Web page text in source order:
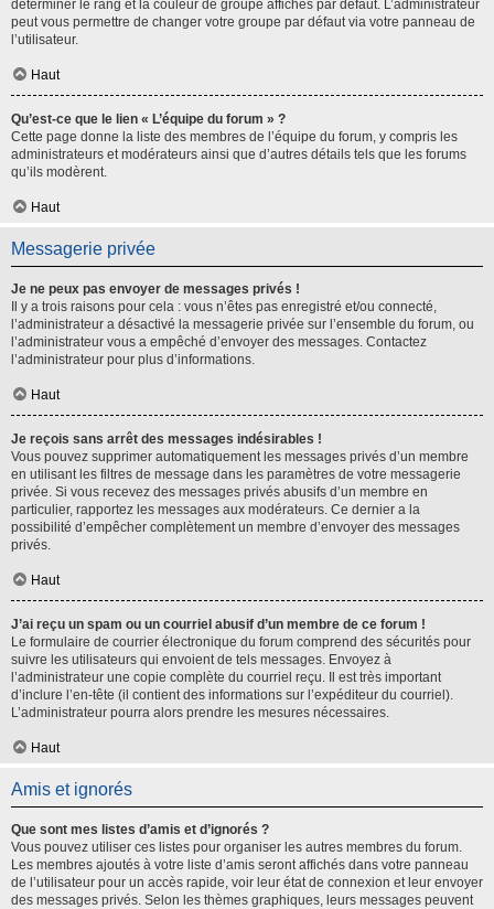
déterminer le rang et la couleur de groupe affichés par défaut. L’administrateur
peut vous permettre de changer votre groupe par défaut via votre panneau de
l’utilisateur.
Haut
Qu’est-ce que le lien « L’équipe du forum » ?
Cette page donne la liste des membres de l’équipe du forum, y compris les
administrateurs et modérateurs ainsi que d’autres détails tels que les forums
qu’ils modèrent.
Haut
Messagerie privée
Je ne peux pas envoyer de messages privés !
Il y a trois raisons pour cela : vous n’êtes pas enregistré et/ou connecté,
l’administrateur a désactivé la messagerie privée sur l’ensemble du forum, ou
l’administrateur vous a empêché d’envoyer des messages. Contactez
l’administrateur pour plus d’informations.
Haut
Je reçois sans arrêt des messages indésirables !
Vous pouvez supprimer automatiquement les messages privés d’un membre
en utilisant les filtres de message dans les paramètres de votre messagerie
privée. Si vous recevez des messages privés abusifs d’un membre en
particulier, rapportez les messages aux modérateurs. Ce dernier a la
possibilité d’empêcher complètement un membre d’envoyer des messages
privés.
Haut
J’ai reçu un spam ou un courriel abusif d’un membre de ce forum !
Le formulaire de courrier électronique du forum comprend des sécurités pour
suivre les utilisateurs qui envoient de tels messages. Envoyez à
l’administrateur une copie complète du courriel reçu. Il est très important
d’inclure l’en-tête (il contient des informations sur l’expéditeur du courriel).
L’administrateur pourra alors prendre les mesures nécessaires.
Haut
Amis et ignorés
Que sont mes listes d’amis et d’ignorés ?
Vous pouvez utiliser ces listes pour organiser les autres membres du forum.
Les membres ajoutés à votre liste d’amis seront affichés dans votre panneau
de l’utilisateur pour un accès rapide, voir leur état de connexion et leur envoyer
des messages privés. Selon les thèmes graphiques, leurs messages peuvent